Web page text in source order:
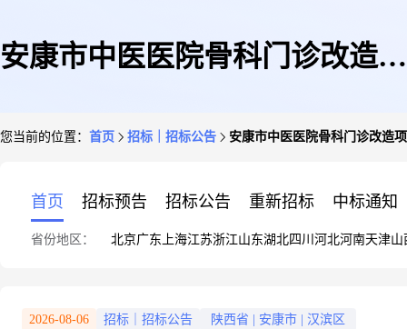
安康市中医医院骨科门诊改造项
您当前的位置： 首页 招标｜招标公告 安康市中医医院骨科门诊改造
首页 招标预告 招标公告 重新招标 中标通知
省份地区： 北京广东 上海江苏浙江山东湖北四川 河北河南天津山
2026-08-06 招标｜招标公告 陕西省 安康市 汉滨区